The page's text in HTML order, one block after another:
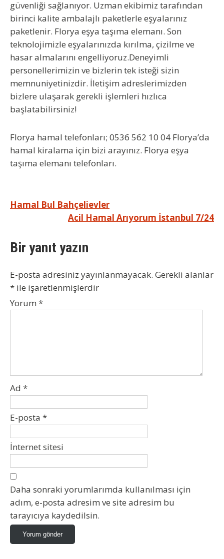
güvenliği sağlanıyor. Uzman ekibimiz tarafından
birinci kalite ambalajlı paketlerle eşyalarınız
paketlenir. Florya eşya taşıma elemanı. Son
teknolojimizle eşyalarınızda kırılma, çizilme ve
hasar almalarını engelliyoruz.Deneyimli
personellerimizin ve bizlerin tek isteği sizin
memnuniyetinizdir. İletişim adreslerimizden
bizlere ulaşarak gerekli işlemleri hızlıca
başlatabilirsiniz!
Florya hamal telefonları; 0536 562 10 04 Florya’da
hamal kiralama için bizi arayınız. Florya eşya
taşıma elemanı telefonları.
Yazı
Hamal Bul Bahçelievler
Acil Hamal Arıyorum İstanbul 7/24
Bir yanıt yazın
E-posta adresiniz yayınlanmayacak. Gerekli alanlar
* ile işaretlenmişlerdir
Yorum *
Ad *
E-posta *
İnternet sitesi
Daha sonraki yorumlarımda kullanılması için
adım, e-posta adresim ve site adresim bu
tarayıcıya kaydedilsin.